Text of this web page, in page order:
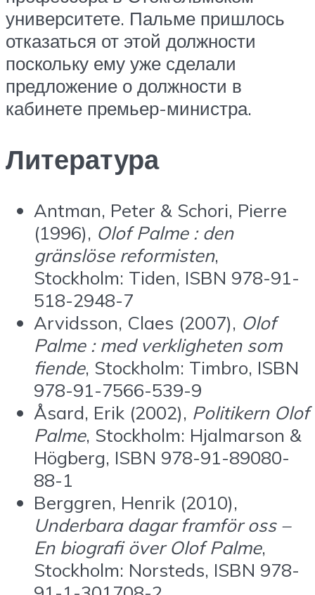
университете. Пальме пришлось
отказаться от этой должности
поскольку ему уже сделали
предложение о должности в
кабинете премьер-министра.
Литература
Antman, Peter & Schori, Pierre
(1996), Olof Palme : den
gränslöse reformisten,
Stockholm: Tiden, ISBN 978-91-
518-2948-7
Arvidsson, Claes (2007), Olof
Palme : med verkligheten som
fiende, Stockholm: Timbro, ISBN
978-91-7566-539-9
Åsard, Erik (2002), Politikern Olof
Palme, Stockholm: Hjalmarson &
Högberg, ISBN 978-91-89080-
88-1
Berggren, Henrik (2010),
Underbara dagar framför oss –
En biografi över Olof Palme,
Stockholm: Norsteds, ISBN 978-